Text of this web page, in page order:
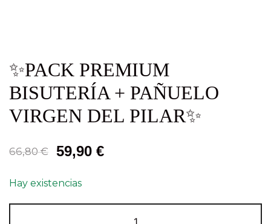
✨PACK PREMIUM
BISUTERÍA + PAÑUELO
VIRGEN DEL PILAR✨
66,80€ 59,90 €
Hay existencias